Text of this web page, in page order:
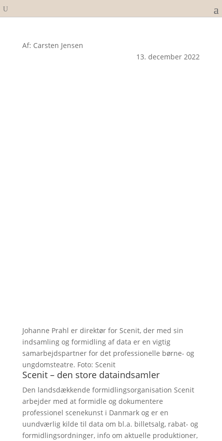
Af: Carsten Jensen
13. december 2022
Johanne Prahl er direktør for Scenit, der med sin
indsamling og formidling af data er en vigtig
samarbejdspartner for det professionelle børne- og
ungdomsteatre. Foto: Scenit
Scenit – den store dataindsamler
Den landsdækkende formidlingsorganisation Scenit
arbejder med at formidle og dokumentere
professionel scenekunst i Danmark og er en
uundværlig kilde til data om bl.a. billetsalg, rabat- og
formidlingsordninger, info om aktuelle produktioner,